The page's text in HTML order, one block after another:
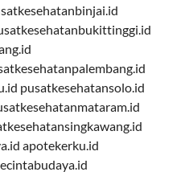
pusatkesehatansolo.id
apotekerku.id